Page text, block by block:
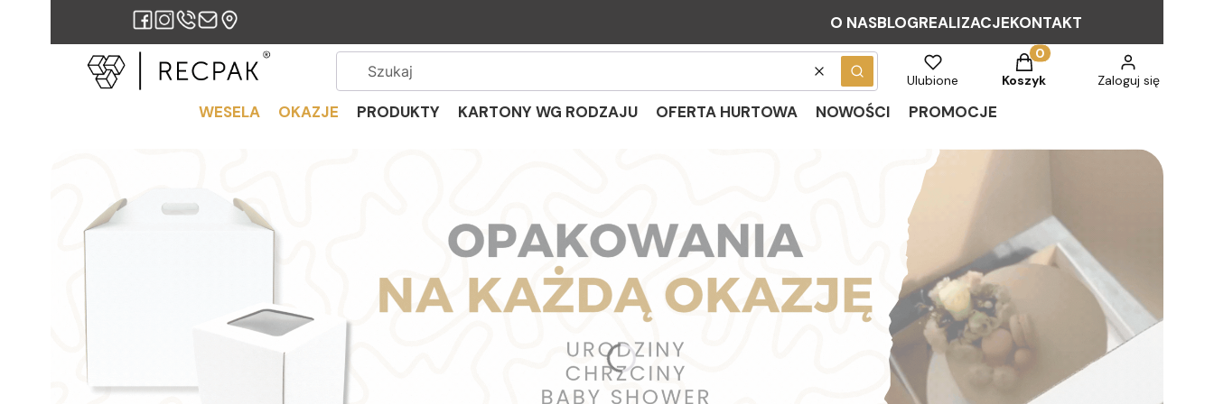
O NASBLOGREALIZACJEKONTAKT
WyczyśćSzukaj Ulubione
Produkty w koszyku: 0.
Koszyk Zaloguj się
WESELA OKAZJE PRODUKTY KARTONY WG RODZAJU OFERTA HURTOWA NOWOŚCI PROMOCJE